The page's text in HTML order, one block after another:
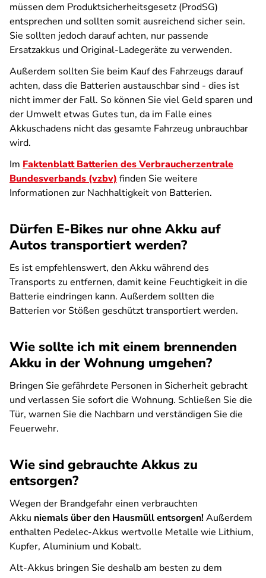
müssen dem Produktsicherheitsgesetz (ProdSG)
entsprechen und sollten somit ausreichend sicher sein.
Sie sollten jedoch darauf achten, nur passende
Ersatzakkus und Original-Ladegeräte zu verwenden.
Außerdem sollten Sie beim Kauf des Fahrzeugs darauf
achten, dass die Batterien austauschbar sind - dies ist
nicht immer der Fall. So können Sie viel Geld sparen und
der Umwelt etwas Gutes tun, da im Falle eines
Akkuschadens nicht das gesamte Fahrzeug unbrauchbar
wird.
Im Faktenblatt Batterien des Verbraucherzentrale
Bundesverbands (vzbv) finden Sie weitere
Informationen zur Nachhaltigkeit von Batterien.
Dürfen E-Bikes nur ohne Akku auf
Autos transportiert werden?
Es ist empfehlenswert, den Akku während des
Transports zu entfernen, damit keine Feuchtigkeit in die
Batterie eindringen kann. Außerdem sollten die
Batterien vor Stößen geschützt transportiert werden.
Wie sollte ich mit einem brennenden
Akku in der Wohnung umgehen?
Bringen Sie gefährdete Personen in Sicherheit gebracht
und verlassen Sie sofort die Wohnung. Schließen Sie die
Tür, warnen Sie die Nachbarn und verständigen Sie die
Feuerwehr.
Wie sind gebrauchte Akkus zu
entsorgen?
Wegen der Brandgefahr einen verbrauchten
Akku niemals über den Hausmüll entsorgen!Außerdem
enthalten Pedelec-Akkus wertvolle Metalle wie Lithium,
Kupfer, Aluminium und Kobalt.
Alt-Akkus bringen Sie deshalb am besten zu dem